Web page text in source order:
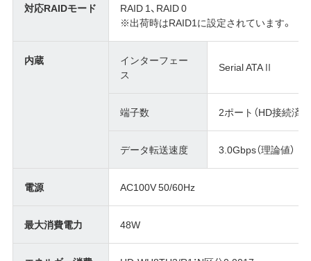
対応RAIDモード
RAID 1、RAID 0
※出荷時はRAID1に設定されています。
内蔵
インターフェー
ス
Serial ATAⅡ
端子数 2ポート（HD接続済み
データ転送速度 3.0Gbps（理論値）
電源 AC100V 50/60Hz
最大消費電力 48W